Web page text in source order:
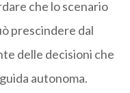
che lo scenario
prescindere dal
delle decisioni che
autonoma.